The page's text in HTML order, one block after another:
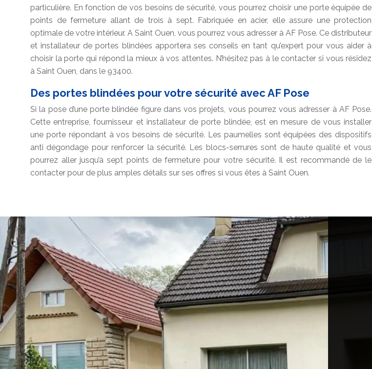
particulière. En fonction de vos besoins de sécurité, vous pourrez choisir une porte équipée de
points de fermeture allant de trois à sept. Fabriquée en acier, elle assure une protection
optimale de votre intérieur. A Saint Ouen, vous pourrez vous adresser à AF Pose. Ce distributeur
et installateur de portes blindées apportera ses conseils en tant qu’expert pour vous aider à
choisir la porte qui répond la mieux à vos attentes. N’hésitez pas à le contacter si vous résidez
à Saint Ouen, dans le 93400.
Des portes blindées pour votre sécurité avec AF Pose
Si la pose d’une porte blindée figure dans vos projets, vous pourrez vous adresser à AF Pose.
Cette entreprise, fournisseur et installateur de porte blindée, est en mesure de vous installer
une porte répondant à vos besoins de sécurité. Les paumelles sont équipées des dispositifs
anti dégondage pour renforcer la sécurité. Les blocs-serrures sont de haute qualité et vous
pourrez aller jusqu’à sept points de fermeture pour votre sécurité. Il est recommandé de le
contacter pour de plus amples détails sur ses offres si vous êtes à Saint Ouen.